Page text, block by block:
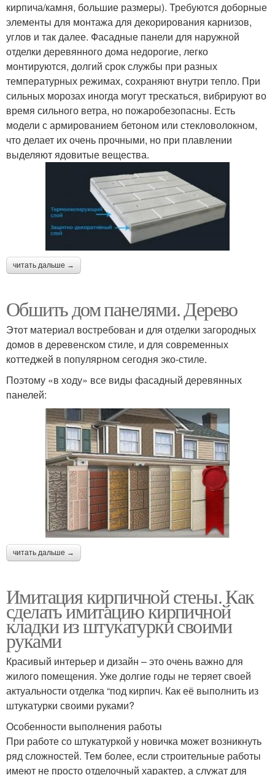
кирпича/камня, большие размеры). Требуются доборные
элементы для монтажа для декорирования карнизов,
углов и так далее. Фасадные панели для наружной
отделки деревянного дома недорогие, легко
монтируются, долгий срок службы при разных
температурных режимах, сохраняют внутри тепло. При
сильных морозах иногда могут трескаться, вибрируют во
время сильного ветра, но пожаробезопасны. Есть
модели с армированием бетоном или стекловолокном,
что делает их очень прочными, но при плавлении
выделяют ядовитые вещества.
читать дальше →
Обшить дом панелями. Дерево
Этот материал востребован и для отделки загородных
домов в деревенском стиле, и для современных
коттеджей в популярном сегодня эко-стиле.
Поэтому «в ходу» все виды фасадный деревянных
панелей:
читать дальше →
Имитация кирпичной стены. Как
сделать имитацию кирпичной
кладки из штукатурки своими
руками
Красивый интерьер и дизайн – это очень важно для
жилого помещения. Уже долгие годы не теряет своей
актуальности отделка “под кирпич. Как её выполнить из
штукатурки своими руками?
Особенности выполнения работы
При работе со штукатуркой у новичка может возникнуть
ряд сложностей. Тем более, если строительные работы
имеют не просто отделочный характер, а служат для